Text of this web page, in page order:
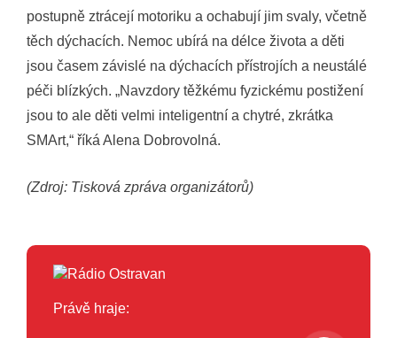
postupně ztrácejí motoriku a ochabují jim svaly, včetně
těch dýchacích. Nemoc ubírá na délce života a děti
jsou časem závislé na dýchacích přístrojích a neustálé
péči blízkých. „Navzdory těžkému fyzickému postižení
jsou to ale děti velmi inteligentní a chytré, zkrátka
SMArt,“ říká Alena Dobrovolná.
(Zdroj: Tisková zpráva organizátorů)
Právě hraje: